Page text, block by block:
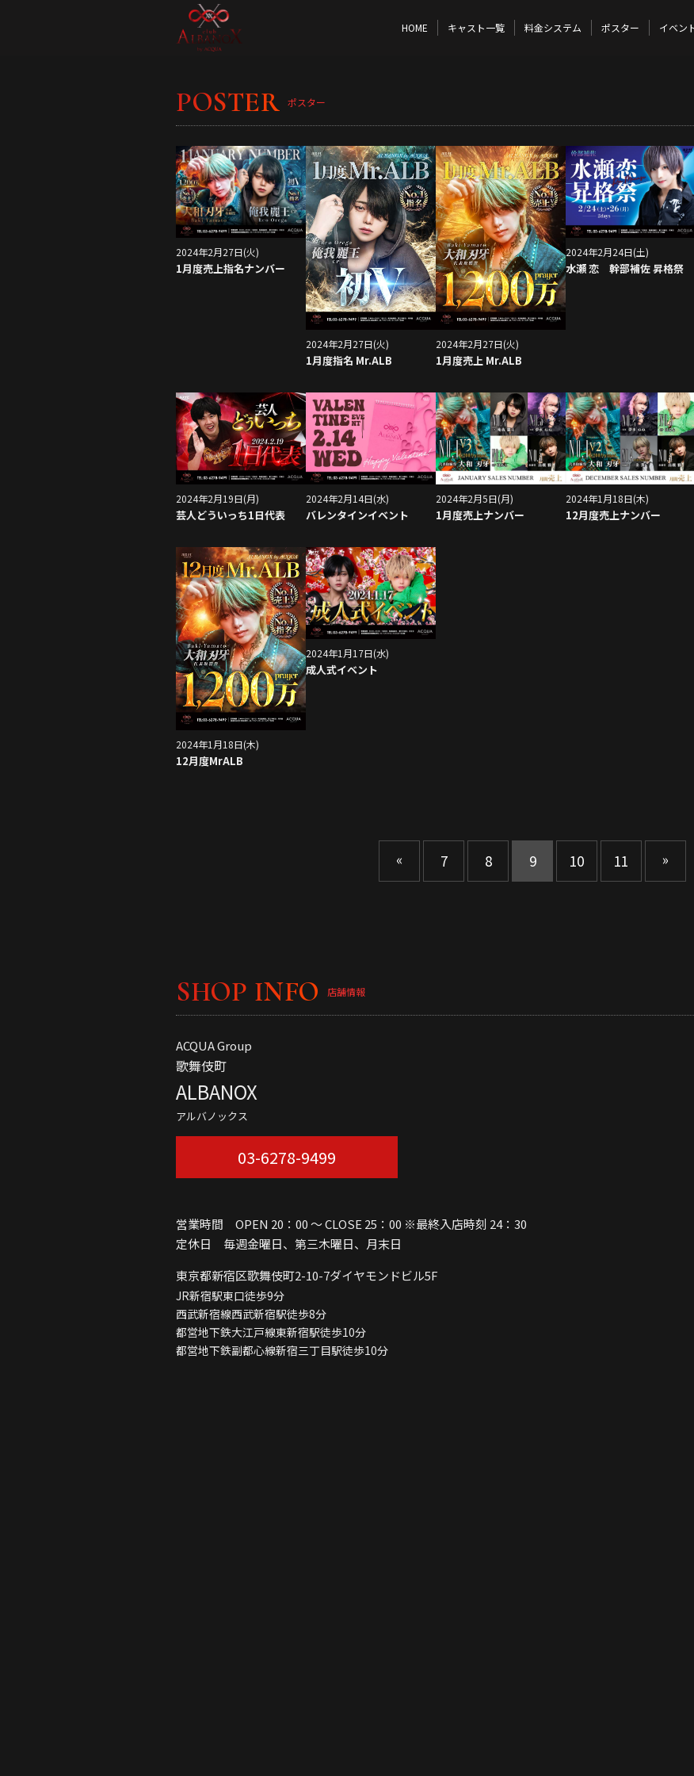
HOME キャスト一覧 料金システム ポスター イベン
POSTER ポスター
2024年2月27日(火)
1月度売上指名ナンバー
2024年2月27日(火)
1月度指名 Mr.ALB
2024年2月27日(火)
1月度売上 Mr.ALB
2024年2月24日(土)
水瀬 恋 幹部補佐 昇格祭
2024年2月19日(月)
芸人どういっち1日代表
2024年2月14日(水)
バレンタインイベント
2024年2月5日(月)
1月度売上ナンバー
2024年1月18日(木)
12月度売上ナンバー
2024年1月18日(木)
12月度MrALB
2024年1月17日(水)
成人式イベント
« 7 8 9 10 11 »
SHOP INFO 店舗情報
ACQUA Group
歌舞伎町
ALBANOX
アルバノックス
03-6278-9499
営業時間 OPEN 20：00 ～ CLOSE 25：00 ※最終入店時刻 24：30
定休日 毎週金曜日、第三木曜日、月末日
東京都新宿区歌舞伎町2-10-7ダイヤモンドビル5F
JR新宿駅東口徒歩9分
西武新宿線西武新宿駅徒歩8分
都営地下鉄大江戸線東新宿駅徒歩10分
都営地下鉄副都心線新宿三丁目駅徒歩10分